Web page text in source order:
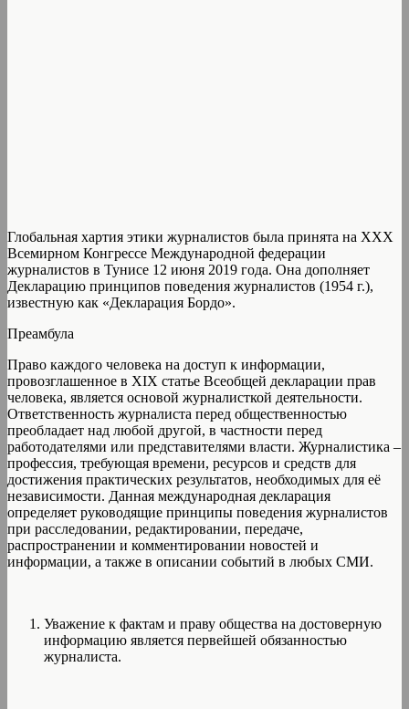
Глобальная хартия этики журналистов была принята на XXX
Всемирном Конгрессе Международной федерации
журналистов в Тунисе 12 июня 2019 года. Она дополняет
Декларацию принципов поведения журналистов (1954 г.),
известную как «Декларация Бордо».
Преамбула
Право каждого человека на доступ к информации,
провозглашенное в XIX статье Всеобщей декларации прав
человека, является основой журналисткой деятельности.
Ответственность журналиста перед общественностью
преобладает над любой другой, в частности перед
работодателями или представителями власти. Журналистика –
профессия, требующая времени, ресурсов и средств для
достижения практических результатов, необходимых для её
независимости. Данная международная декларация
определяет руководящие принципы поведения журналистов
при расследовании, редактировании, передаче,
распространении и комментировании новостей и
информации, а также в описании событий в любых СМИ.
Уважение к фактам и праву общества на достоверную
информацию является первейшей обязанностью
журналиста.